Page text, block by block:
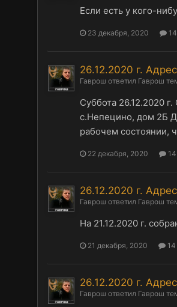
Если есть у кого-
23 декабря, 2020
26.12.2020 г.
Гаврош ответил Гаврош
Суббота 26.12.2020
с.Непецино, дом 2Б
рабочем состоянии,
22 декабря, 2020
26.12.2020 г.
Гаврош ответил Гаврош
На 21.12.2020 г.
21 декабря, 2020
26.12.2020 г.
Гаврош ответил Гаврош